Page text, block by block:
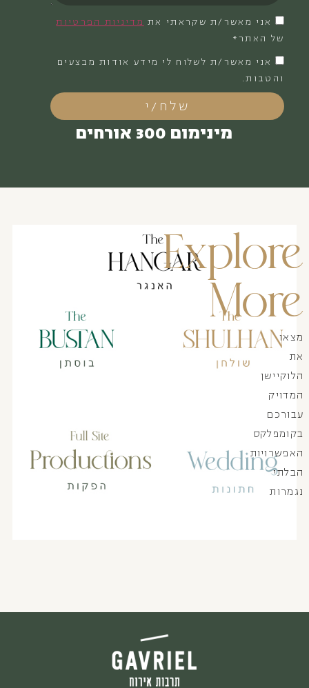
אני מאשר/ת שקראתי אתמדיניות הפרטיות
של האתר*
אני מאשר/ת לשלוח לי מידע אודות מבצעים
והטבות.
שלח/י
מינימום 300 אורחים
Explore
More
מצאו
את
הלוקיישן
המדויק
עבורכם
בקומפלקס
האפשרויות
הבלתי
נגמרות